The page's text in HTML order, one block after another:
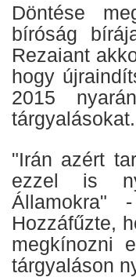
Döntése
bíróság
Rezaiant
hogy
2015
tárgyalásokat.
"Irán azért
ezzel is
Államokra"
Hozzáfűzte,
megkínozni
tárgyaláson